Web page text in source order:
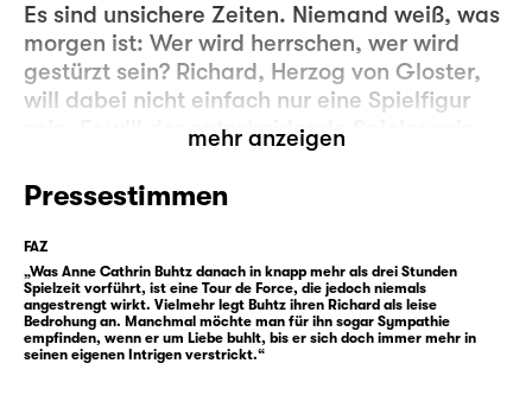
Es sind unsichere Zeiten. Niemand weiß, was
morgen ist: Wer wird herrschen, wer wird
gestürzt sein? Richard, Herzog von Gloster,
will dabei nicht einfach nur eine Spielfigur
sein. Er will der entscheidende Spieler sein.
Der Krieg ist vorbei, aber mit den neuen
Zeiten kann Gloster nichts anfangen. Was
anderes als Krieg kann er nicht. Mit seinem
Wesen würde er keine Chance haben, das
hört er schon sein Leben lang, angefangen
bei seiner eigenen Mutter. Also bleibt er im
mehr anzeigen
Pressestimmen
FAZ
„Was Anne Cathrin Buhtz danach in knapp mehr als drei Stunden
Spielzeit vorführt, ist eine Tour de Force, die jedoch niemals
angestrengt wirkt. Vielmehr legt Buhtz ihren Richard als leise
Bedrohung an. Manchmal möchte man für ihn sogar Sympathie
empfinden, wenn er um Liebe buhlt, bis er sich doch immer mehr in
seinen eigenen Intrigen verstrickt.“